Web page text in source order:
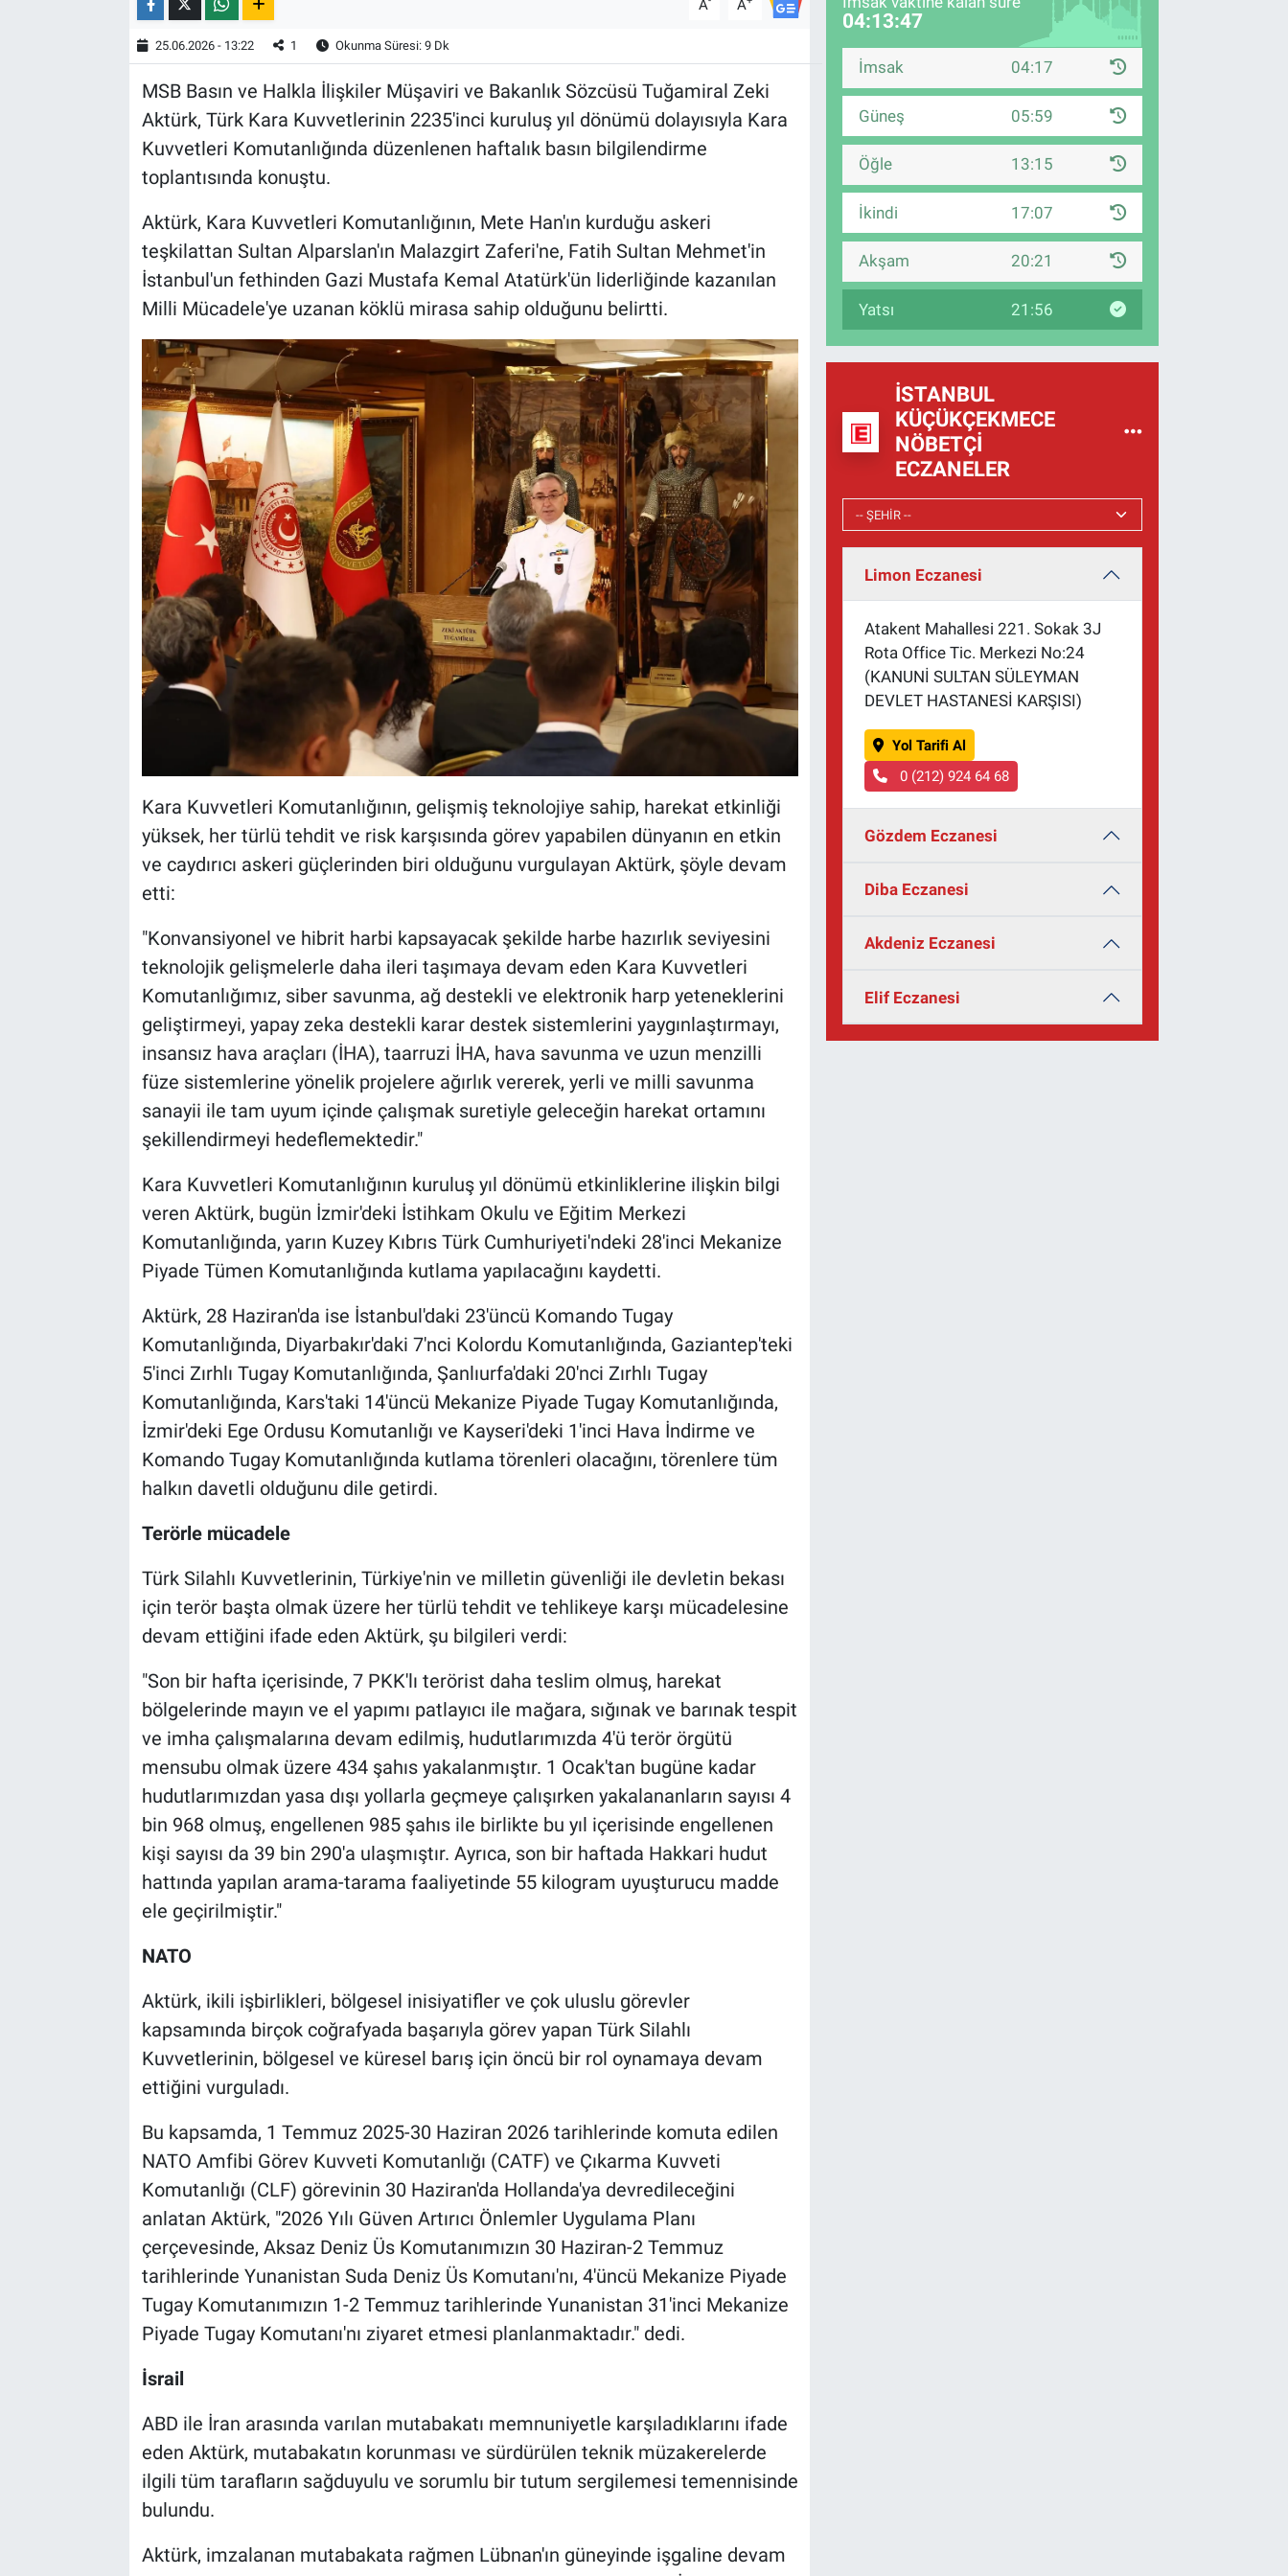
A A
25.06.2026 - 13:22 1 Okunma Süresi: 9 Dk
MSB Basın ve Halkla İlişkiler Müşaviri ve Bakanlık Sözcüsü Tuğamiral Zeki
Aktürk, Türk Kara Kuvvetlerinin 2235'inci kuruluş yıl dönümü dolayısıyla Kara
Kuvvetleri Komutanlığında düzenlenen haftalık basın bilgilendirme
toplantısında konuştu.
Aktürk, Kara Kuvvetleri Komutanlığının, Mete Han'ın kurduğu askeri
teşkilattan Sultan Alparslan'ın Malazgirt Zaferi'ne, Fatih Sultan Mehmet'in
İstanbul'un fethinden Gazi Mustafa Kemal Atatürk'ün liderliğinde kazanılan
Milli Mücadele'ye uzanan köklü mirasa sahip olduğunu belirtti.
Kara Kuvvetleri Komutanlığının, gelişmiş teknolojiye sahip, harekat etkinliği
yüksek, her türlü tehdit ve risk karşısında görev yapabilen dünyanın en etkin
ve caydırıcı askeri güçlerinden biri olduğunu vurgulayan Aktürk, şöyle devam
etti:
"Konvansiyonel ve hibrit harbi kapsayacak şekilde harbe hazırlık seviyesini
teknolojik gelişmelerle daha ileri taşımaya devam eden Kara Kuvvetleri
Komutanlığımız, siber savunma, ağ destekli ve elektronik harp yeteneklerini
geliştirmeyi, yapay zeka destekli karar destek sistemlerini yaygınlaştırmayı,
insansız hava araçları (İHA), taarruzi İHA, hava savunma ve uzun menzilli
füze sistemlerine yönelik projelere ağırlık vererek, yerli ve milli savunma
sanayii ile tam uyum içinde çalışmak suretiyle geleceğin harekat ortamını
şekillendirmeyi hedeflemektedir."
Kara Kuvvetleri Komutanlığının kuruluş yıl dönümü etkinliklerine ilişkin bilgi
veren Aktürk, bugün İzmir'deki İstihkam Okulu ve Eğitim Merkezi
Komutanlığında, yarın Kuzey Kıbrıs Türk Cumhuriyeti'ndeki 28'inci Mekanize
Piyade Tümen Komutanlığında kutlama yapılacağını kaydetti.
Aktürk, 28 Haziran'da ise İstanbul'daki 23'üncü Komando Tugay
Komutanlığında, Diyarbakır'daki 7'nci Kolordu Komutanlığında, Gaziantep'teki
5'inci Zırhlı Tugay Komutanlığında, Şanlıurfa'daki 20'nci Zırhlı Tugay
Komutanlığında, Kars'taki 14'üncü Mekanize Piyade Tugay Komutanlığında,
İzmir'deki Ege Ordusu Komutanlığı ve Kayseri'deki 1'inci Hava İndirme ve
Komando Tugay Komutanlığında kutlama törenleri olacağını, törenlere tüm
halkın davetli olduğunu dile getirdi.
Terörle mücadele
Türk Silahlı Kuvvetlerinin, Türkiye'nin ve milletin güvenliği ile devletin bekası
için terör başta olmak üzere her türlü tehdit ve tehlikeye karşı mücadelesine
devam ettiğini ifade eden Aktürk, şu bilgileri verdi:
"Son bir hafta içerisinde, 7 PKK'lı terörist daha teslim olmuş, harekat
bölgelerinde mayın ve el yapımı patlayıcı ile mağara, sığınak ve barınak tespit
ve imha çalışmalarına devam edilmiş, hudutlarımızda 4'ü terör örgütü
mensubu olmak üzere 434 şahıs yakalanmıştır. 1 Ocak'tan bugüne kadar
hudutlarımızdan yasa dışı yollarla geçmeye çalışırken yakalananların sayısı 4
bin 968 olmuş, engellenen 985 şahıs ile birlikte bu yıl içerisinde engellenen
kişi sayısı da 39 bin 290'a ulaşmıştır. Ayrıca, son bir haftada Hakkari hudut
hattında yapılan arama-tarama faaliyetinde 55 kilogram uyuşturucu madde
ele geçirilmiştir."
NATO
Aktürk, ikili işbirlikleri, bölgesel inisiyatifler ve çok uluslu görevler
kapsamında birçok coğrafyada başarıyla görev yapan Türk Silahlı
Kuvvetlerinin, bölgesel ve küresel barış için öncü bir rol oynamaya devam
ettiğini vurguladı.
Bu kapsamda, 1 Temmuz 2025-30 Haziran 2026 tarihlerinde komuta edilen
NATO Amfibi Görev Kuvveti Komutanlığı (CATF) ve Çıkarma Kuvveti
Komutanlığı (CLF) görevinin 30 Haziran'da Hollanda'ya devredileceğini
anlatan Aktürk, "2026 Yılı Güven Artırıcı Önlemler Uygulama Planı
çerçevesinde, Aksaz Deniz Üs Komutanımızın 30 Haziran-2 Temmuz
tarihlerinde Yunanistan Suda Deniz Üs Komutanı'nı, 4'üncü Mekanize Piyade
Tugay Komutanımızın 1-2 Temmuz tarihlerinde Yunanistan 31'inci Mekanize
Piyade Tugay Komutanı'nı ziyaret etmesi planlanmaktadır." dedi.
İsrail
ABD ile İran arasında varılan mutabakatı memnuniyetle karşıladıklarını ifade
eden Aktürk, mutabakatın korunması ve sürdürülen teknik müzakerelerde
ilgili tüm tarafların sağduyulu ve sorumlu bir tutum sergilemesi temennisinde
bulundu.
Aktürk, imzalanan mutabakata rağmen Lübnan'ın güneyinde işgaline devam
04:13:46
İmsak 04:17
Güneş 05:59
Öğle 13:15
İkindi 17:07
Akşam 20:21
Yatsı 21:56
İSTANBUL
KÜÇÜKÇEKMECE
NÖBETÇI
ECZANELER
Limon Eczanesi
Atakent Mahallesi 221. Sokak 3J
Rota Office Tic. Merkezi No:24
(KANUNİ SULTAN SÜLEYMAN
DEVLET HASTANESİ KARŞISI)
Yol Tarifi Al
0 (212) 924 64 68
Gözdem Eczanesi
Diba Eczanesi
Akdeniz Eczanesi
Elif Eczanesi